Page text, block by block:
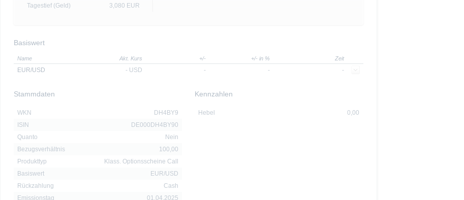
Tagestief (Geld)
3,080 EUR
Basiswert
Name Akt. Kurs +/- +/- in % Zeit
EUR/USD - USD - - -
Stammdaten
WKN
DH4BY9
ISIN
DE000DH4BY90
Quanto
Nein
Bezugsverhältnis
100,00
Produkttyp
Klass. Optionsscheine Call
Basiswert
EUR/USD
Rückzahlung
Cash
Emissionstag
01.04.2025
Kennzahlen
Hebel 0,00